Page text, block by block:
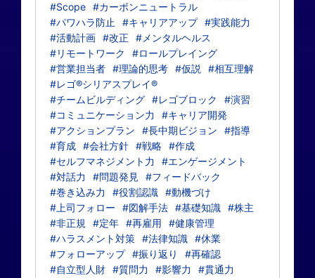
#Scope #カーボンニュートラル
#パワハラ防止
#キャリアアップ #実践能力
#活動計画 #改正
#メンタルヘルス
#リモートワーク
#ロールプレイング
#営業担当者 #理論的思考 #仮説
#相互理解
#レゴ®シリアスプレイ®
#チームビルディング #レゴブロック
#演習
#コミュニケーション力
#キャリア開発
#アクションプラン
#長中期ビジョン
#指導
#育成 #会社方針 #戦略 #作成
#セルフマネジメント力
#エンゲージメント
#対話力
#問題発見
#フィードバック
#巻き込み力
#役割認識 #動機づけ
#上司フォロー
#図解手法 #基礎知識 #株主
#非正規
#定年 #再雇用
#健康管理
#ハラスメント対策 #法律知識 #休業
#フォローアップ #振り返り
#再確認
#自立型人財 #質問力 #影響力
#貫通力